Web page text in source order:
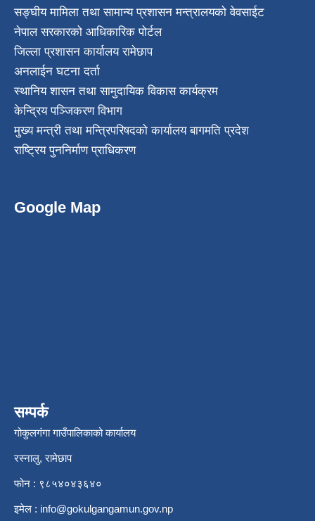
सङ्घीय मामिला तथा सामान्य प्रशासन मन्त्रालयको वेवसाईट
नेपाल सरकारको आधिकारिक पोर्टल
जिल्ला प्रशासन कार्यालय रामेछाप
अनलाईन घटना दर्ता
स्थानिय शासन तथा सामुदायिक विकास कार्यक्रम
केन्द्रिय पञ्जिकरण विभाग
मुख्य मन्त्री तथा मन्त्रिपरिषदको कार्यालय बागमति प्रदेश
राष्ट्रिय पुननिर्माण प्राधिकरण
Google Map
सम्पर्क
गोकुलगंगा गाउँपालिकाको कार्यालय
रस्नालु, रामेछाप
फोन : ९८५४०४३६४०
इमेल : info@gokulgangamun.gov.np